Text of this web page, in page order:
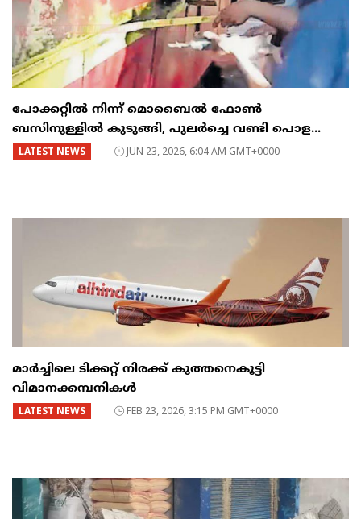
പോക്കറ്റിൽ നിന്ന് മൊബൈൽ ഫോൺ
ബസിനുള്ളിൽ കുടുങ്ങി, പുലർച്ചെ വണ്ടി പൊള...
LATEST NEWS JUN 23, 2026, 6:04 AM GMT+0000
മാർച്ചിലെ ടിക്കറ്റ് നിരക്ക് കുത്തനെകൂട്ടി
വിമാനക്കമ്പനികൾ
LATEST NEWS FEB 23, 2026, 3:15 PM GMT+0000